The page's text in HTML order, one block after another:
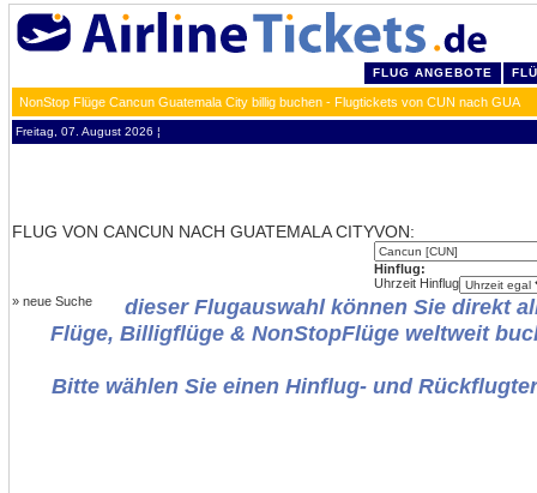
FLUG ANGEBOTE
NonStop Flüge Cancun Guatemala City billig buchen - Flugtickets von CUN nach GUA
Freitag, 07. August 2026 ¦
FLUG VON CANCUN NACH GUATEMALA CITYVON:
Hinflug:
Uhrzeit Hinflug
» neue Suche
dieser Flugauswahl können Sie direkt
Flüge, Billigflüge & NonStopFlüge weltweit
Bitte wählen Sie einen Hinflug- und